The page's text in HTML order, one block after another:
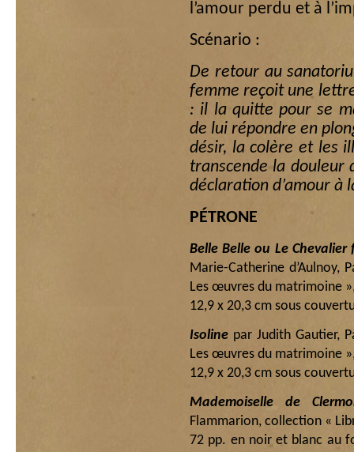
l’amour perdu et à
Scénario :
De retour au
femme reçoit une
: il la quitte pour se
de lui répondre en
désir, la colère et les
transcende la douleur
déclaration d’amour à
PÉTRONE
Belle Belle ou Le
Marie-Catherine d’Aulnoy,
Les œuvres du matrimoine
12,9 x 20,3 cm sous
Isoline par Judith Gautier,
Les œuvres du matrimoine
12,9 x 20,3 cm sous
Mademoiselle de
Flammarion, collection «
72 pp. en noir et blanc au